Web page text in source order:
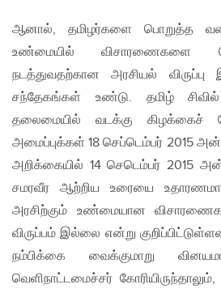
ஆனால், தமிழர்களை பொறுத்த
உண்மையில் விசாரணைகளை
நடத்துவதற்கான அரசியல் விருப்பு
சந்தேகங்கள் உண்டு. தமிழ்
தலைமையில் வடக்கு கிழக்கைச்
அமைப்புக்கள் 18 செப்டெம்பர் 2015
அறிக்கையில் 14 செடெம்பர் 2015
சமரவீர ஆற்றிய உரையை உதாரணமாக
அரசிற்கும் உண்மையான
விருப்பம் இல்லை என்று
நம்பிக்கை வைக்குமாறு
வெளிநாட்டமைச்சர்